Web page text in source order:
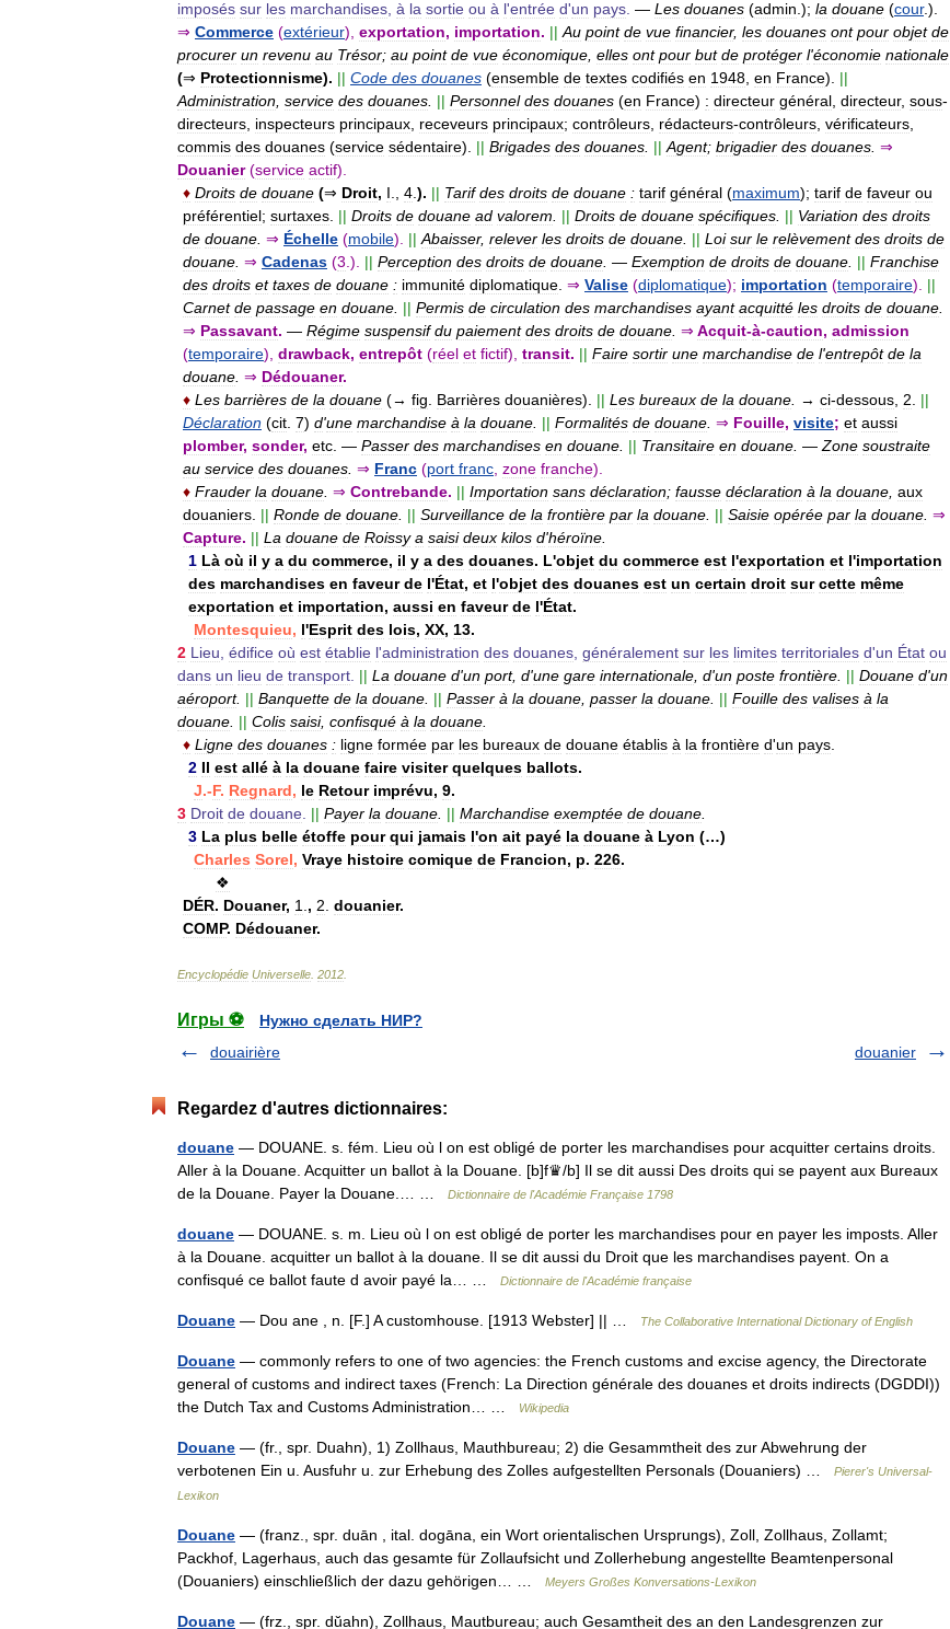
imposés sur les marchandises à la sortie ou à l'entrée d'un pays — Les douanes (admin .); la douane (cour.).
⇒ Commerce (extérieur), exportation, importation. || Au point de vue financier, les douanes ont pour objet de
procurer un revenu au Trésor; au point de vue économique elles ont pour but de protéger l'économie nationale
(⇒ Protectionnisme). || Code des douanes (ensemble de textes codifiés en 1948 en France).
||
Administration service des douanes || Personnel des douanes (en France) : directeur général directeur, sous-
directeurs inspecteurs principaux receveurs principaux; contrôleurs rédacteurs-contrôleurs vérificateurs
commis des douanes (service sédentaire). || Brigades des douanes || Agent; brigadier des douanes ⇒
Douanier (service actif).
♦ Droits de douane (⇒ Droit, I 4 ). || Tarif des droits de douane : tarif général (maximum); tarif de faveur ou
préférentiel; surtaxes || Droits de douane ad valorem || Droits de douane spécifiques || Variation des droits
de douane ⇒ Échelle (mobile). || Abaisser, relever les droits de douane || Loi sur le relèvement des droits de
douane ⇒ Cadenas (3 .). || Perception des droits de douane — Exemption de droits de douane || Franchise
des droits et taxes de douane : immunité diplomatique ⇒ Valise (diplomatique); importation (temporaire).
||
Carnet de passage en douane || Permis de circulation des marchandises ayant acquitté les droits de douane
⇒ Passavant. — Régime suspensif du paiement des droits de douane ⇒ Acquit-à-caution, admission
(temporaire), drawback, entrepôt (réel et fictif), transit. || Faire sortir une marchandise de l'entrepôt de la
douane ⇒ Dédouaner.
♦ Les barrières de la douane (→ fig Barrières douanières). || Les bureaux de la douane → ci-dessous 2
||
Déclaration (cit 7) d'une marchandise à la douane || Formalités de douane ⇒ Fouille, visite; et aussi
plomber, sonder, etc — Passer des marchandises en douane || Transitaire en douane — Zone soustraite
au service des douanes ⇒ Franc (port franc zone franche).
♦ Frauder la douane ⇒ Contrebande. || Importation sans déclaration; fausse déclaration à la douane aux
douaniers || Ronde de douane || Surveillance de la frontière par la douane || Saisie opérée par la douane ⇒
Capture. || La douane de Roissy a saisi deux kilos d'héroïne
1 Là où il y a du commerce, il y a des douanes. L'objet du commerce est l'exportation et l'importation
des marchandises en faveur de l'État, et l'objet des douanes est un certain droit sur cette même
exportation et importation, aussi en faveur de l'État.
Montesquieu, l'Esprit des lois, XX, 13.
2 Lieu édifice où est établie l'administration des douanes généralement sur les limites territoriales d'un État ou
dans un lieu de transport || La douane d'un port, d'une gare internationale d'un poste frontière || Douane d'un
aéroport. || Banquette de la douane || Passer à la douane passer la douane || Fouille des valises à la
douane || Colis saisi, confisqué à la douane
♦ Ligne des douanes : ligne formée par les bureaux de douane établis à la frontière d'un pays
2 Il est allé à la douane faire visiter quelques ballots.
J.-F. Regnard, le Retour imprévu, 9.
3 Droit de douane || Payer la douane || Marchandise exemptée de douane
3 La plus belle étoffe pour qui jamais l'on ait payé la douane à Lyon (…)
Charles Sorel, Vraye histoire comique de Francion, p. 226.
❖
DÉR. Douaner, 1 , 2 douanier.
COMP. Dédouaner.
Encyclopédie Universelle 2012
Игры ⚽
Нужно сделать НИР?
douairière
douanier
Regardez d'autres dictionnaires:
douane — DOUANE. s. fém. Lieu où l on est obligé de porter les marchandises pour acquitter certains droits.
Aller à la Douane. Acquitter un ballot à la Douane. [b]f♛/b] Il se dit aussi Des droits qui se payent aux Bureaux
de la Douane. Payer la Douane.… …
Dictionnaire de l'Académie Française 1798
douane — DOUANE. s. m. Lieu où l on est obligé de porter les marchandises pour en payer les imposts. Aller
à la Douane. acquitter un ballot à la douane. Il se dit aussi du Droit que les marchandises payent. On a
confisqué ce ballot faute d avoir payé la… …
Dictionnaire de l'Académie française
Douane — Dou ane , n. [F.] A customhouse. [1913 Webster] || … The Collaborative International Dictionary of English
Douane — commonly refers to one of two agencies: the French customs and excise agency, the Directorate
general of customs and indirect taxes (French: La Direction générale des douanes et droits indirects (DGDDI))
the Dutch Tax and Customs Administration… …
Wikipedia
Douane — (fr., spr. Duahn), 1) Zollhaus, Mauthbureau; 2) die Gesammtheit des zur Abwehrung der
verbotenen Ein u. Ausfuhr u. zur Erhebung des Zolles aufgestellten Personals (Douaniers) …
Pierer's Universal-
Lexikon
Douane — (franz., spr. duān , ital. dogāna, ein Wort orientalischen Ursprungs), Zoll, Zollhaus, Zollamt;
Packhof, Lagerhaus, auch das gesamte für Zollaufsicht und Zollerhebung angestellte Beamtenpersonal
(Douaniers) einschließlich der dazu gehörigen… …
Meyers Großes Konversations-Lexikon
Douane — (frz., spr. dŭahn), Zollhaus, Mautbureau; auch Gesamtheit des an den Landesgrenzen zur